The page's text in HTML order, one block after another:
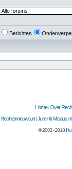
Berichten
Home|Over
Rechtennieuws.nl |Jure.nl |Maxius.nl
© 2003 - 2018